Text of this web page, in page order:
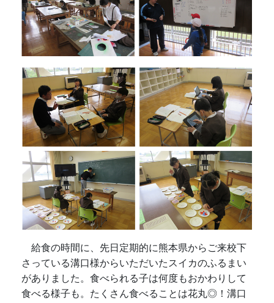
給食の時間に、先日定期的に熊本県からご来校下
さっている溝口様からいただいたスイカのふるまい
がありました。食べられる子は何度もおかわりして
食べる様子も。たくさん食べることは花丸◎！溝口